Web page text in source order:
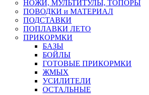
НОЖИ, МУЛЬТИТУЛЫ, ТОПОРЫ
ПОВОДКИ и МАТЕРИАЛ
ПОДСТАВКИ
ПОПЛАВКИ ЛЕТО
ПРИКОРМКИ
БАЗЫ
БОЙЛЫ
ГОТОВЫЕ ПРИКОРМКИ
ЖМЫХ
УСИЛИТЕЛИ
ОСТАЛЬНЫЕ